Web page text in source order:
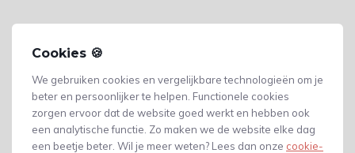
Cookies 🍪
We gebruiken cookies en vergelijkbare technologieën om je
beter en persoonlijker te helpen. Functionele cookies
zorgen ervoor dat de website goed werkt en hebben ook
een analytische functie. Zo maken we de website elke dag
een beetje beter. Wil je meer weten? Lees dan onze cookie-